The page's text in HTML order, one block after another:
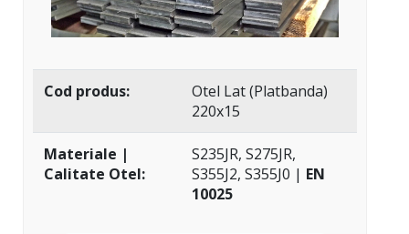
Cod produs:
Otel Lat (Platbanda)
220x15
Materiale |
Calitate Otel:
S235JR, S275JR,
S355J2, S355J0 | EN
10025